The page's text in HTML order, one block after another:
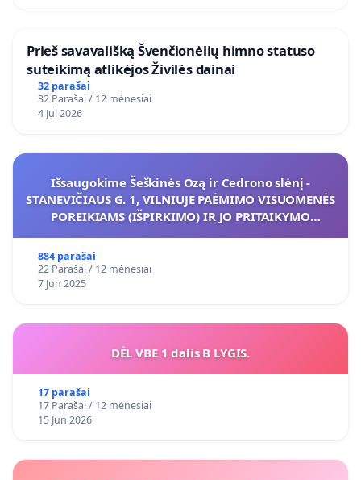
​Prieš savavališką Švenčionėlių himno statuso
suteikimą atlikėjos Živilės dainai
32 parašai
32 Parašai / 12 mėnesiai
4 Jul 2026
Išsaugokime Šeškinės Ozą ir Cedrono slėnį -
STANEVIČIAUS G. 1, VILNIUJE PAĖMIMO VISUOMENĖS
POREIKIAMS (IŠPIRKIMO) IR JO PRITAIKYMO
884 parašai
22 Parašai / 12 mėnesiai
7 Jun 2025
DĖL VBE 1 dalis B LYGIS.
17 parašai
17 Parašai / 12 mėnesiai
15 Jun 2026